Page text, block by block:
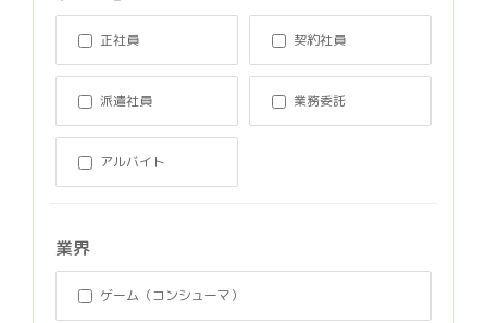
正社員 契約社員
派遣社員 業務委託
アルバイト
業界
ゲーム（コンシューマ）